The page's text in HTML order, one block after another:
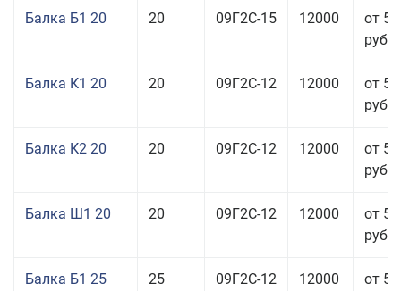
Балка Б1 20 20 09Г2С-15 12000
от
руб.
Балка К1 20 20 09Г2С-12 12000
от
руб.
Балка К2 20 20 09Г2С-12 12000
от
руб.
Балка Ш1 20 20 09Г2С-12 12000
от
руб.
Балка Б1 25 25 09Г2С-12 12000
от